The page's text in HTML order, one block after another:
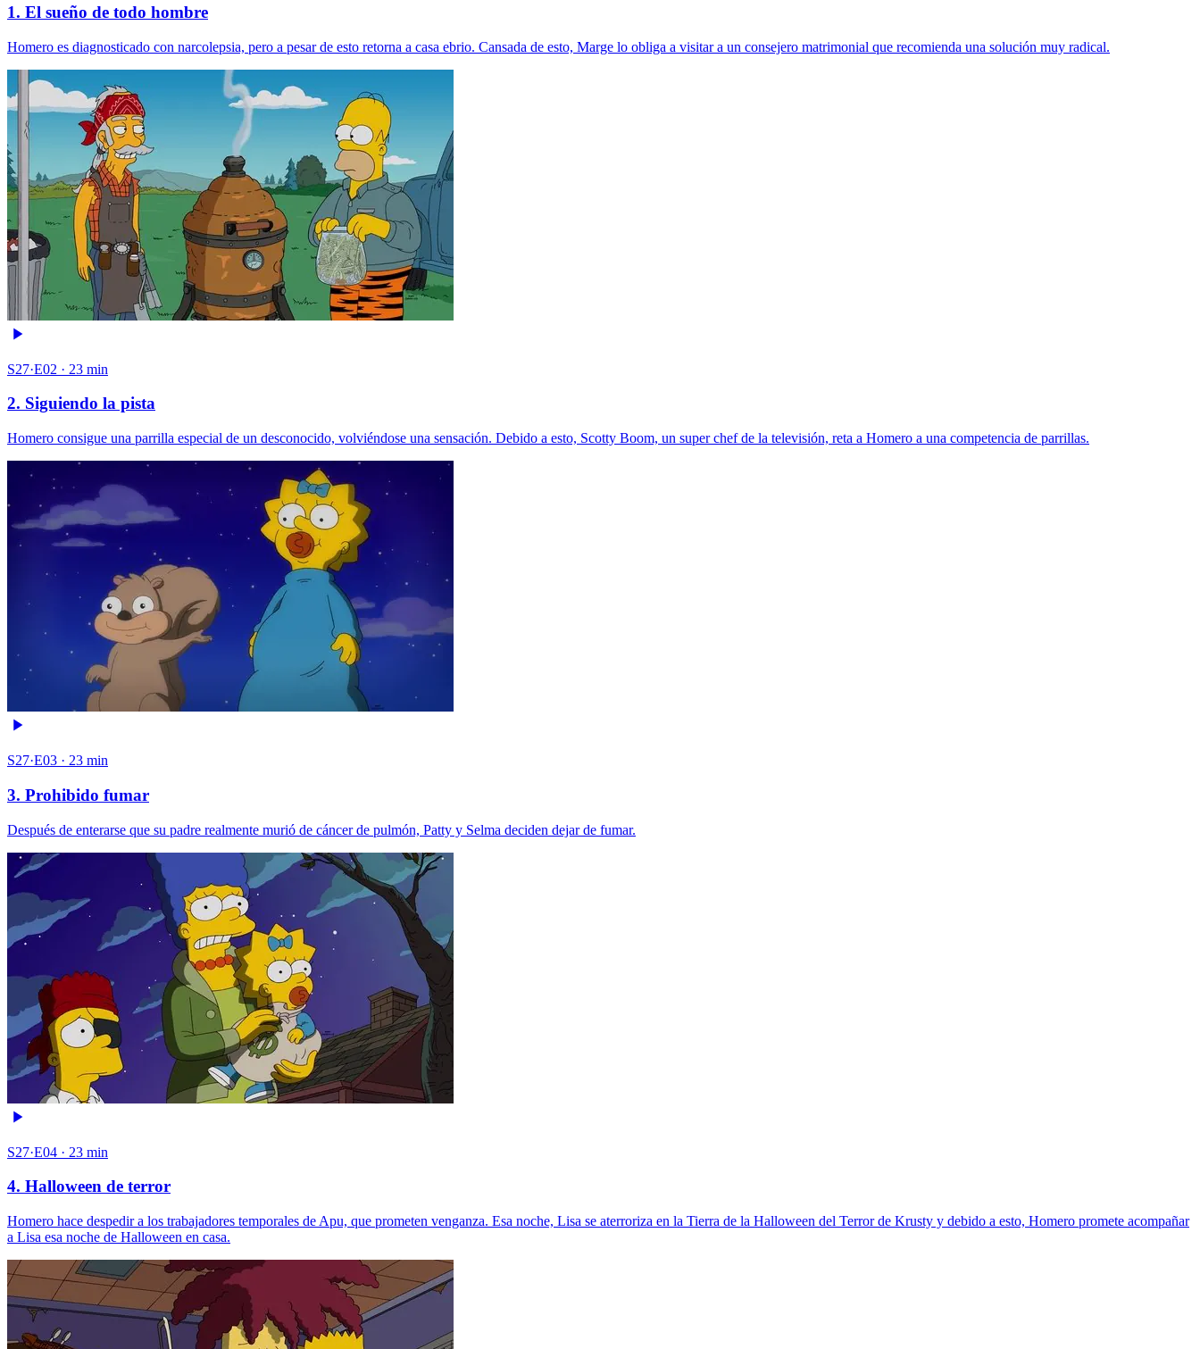
1. El sueño de todo hombre
Homero es diagnosticado con narcolepsia, pero a pesar de esto retorna a casa ebrio. Cansada de esto, Marge lo obliga a visitar a un consejero matrimonial que recomienda una solución muy radical.
S27·E02 · 23 min
2. Siguiendo la pista
Homero consigue una parrilla especial de un desconocido, volviéndose una sensación. Debido a esto, Scotty Boom, un super chef de la televisión, reta a Homero a una competencia de parrillas.
S27·E03 · 23 min
3. Prohibido fumar
Después de enterarse que su padre realmente murió de cáncer de pulmón, Patty y Selma deciden dejar de fumar.
S27·E04 · 23 min
4. Halloween de terror
Homero hace despedir a los trabajadores temporales de Apu, que prometen venganza. Esa noche, Lisa se aterroriza en la Tierra de la Halloween del Terror de Krusty y debido a esto, Homero promete acompañar
a Lisa esa noche de Halloween en casa.